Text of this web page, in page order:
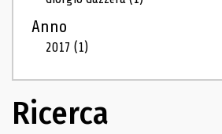
Anno
2017(1)
Ricerca